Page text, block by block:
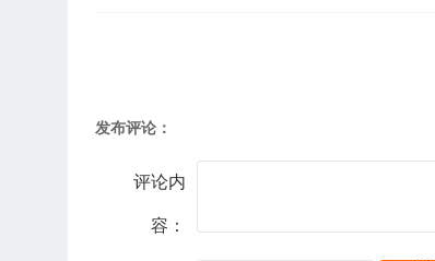
发布评论：
评论内
容：